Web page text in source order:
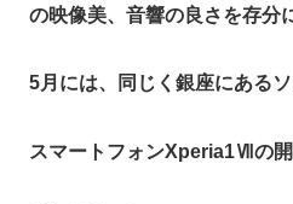
の映像美、音響の良さを存分
5月には、同じく銀座にある
スマートフォンXperia1Ⅶの